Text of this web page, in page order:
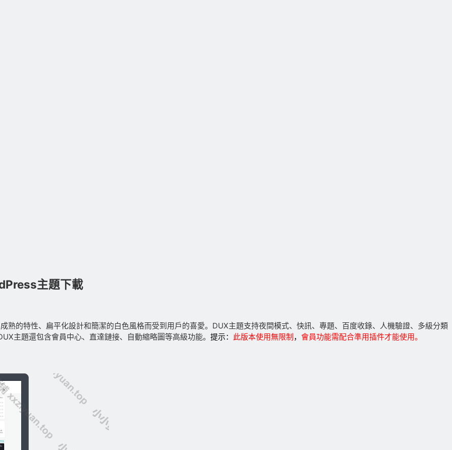
主題下載
熟的特性、扁平化設計和簡潔的白色風格而受到用戶的喜愛。DUX主題支持夜間模式、快訊、專題、百度收錄、人機驗證、多級分類
主題還包含會員中心、直達鏈接、自動縮略圖等高級功能。 提示： 此版本使用無限制 ， 會員功能需配合準用插件才能使用。